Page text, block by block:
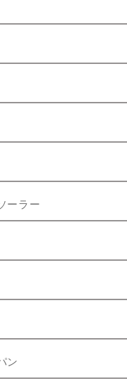
ーラー
ン